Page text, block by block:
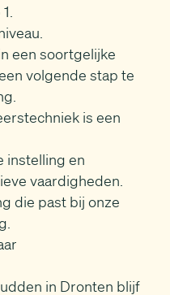
een soortgelijke
volgende stap te
is een
instelling en
vaardigheden.
die past bij onze
in Dronten blijf